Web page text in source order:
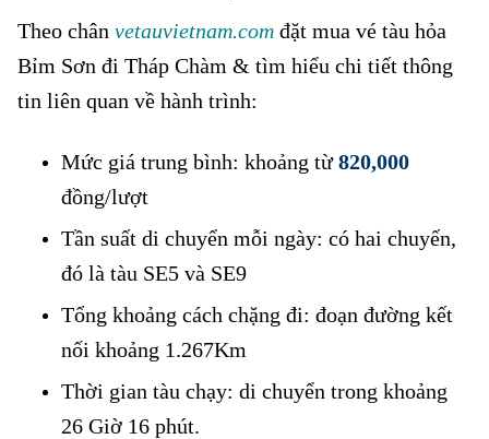
Theo chân vetauvietnam.com đặt mua vé tàu hỏa
Bỉm Sơn đi Tháp Chàm & tìm hiểu chi tiết thông
tin liên quan về hành trình:
Mức giá trung bình: khoảng từ820,000
đồng/lượt
Tần suất di chuyển mỗi ngày: có hai chuyến,
đó là tàu SE5 và SE9
Tổng khoảng cách chặng đi: đoạn đường kết
nối khoảng 1.267Km
Thời gian tàu chạy: di chuyển trong khoảng
26 Giờ 16 phút.